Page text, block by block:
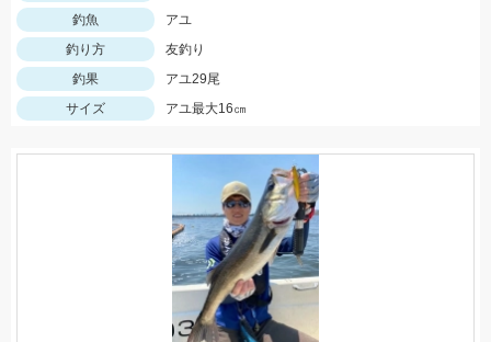
釣魚
アユ
釣り方
友釣り
釣果
アユ29尾
サイズ
アユ最大16㎝